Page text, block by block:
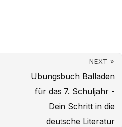
NEXT »
Übungsbuch Balladen
für das 7. Schuljahr -
Dein Schritt in die
deutsche Literatur